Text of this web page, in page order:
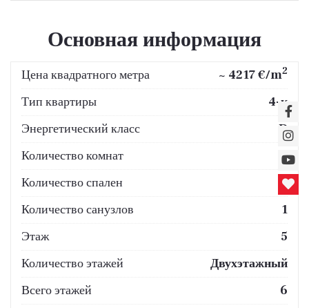
Основная информация
Цена квадратного метра ~ 4217 €/m2
Тип квартиры
4-к
Энергетический класс
D
Количество комнат
4
Количество спален
3
Количество санузлов
1
Этаж
5
Количество этажей
Двухэтажный
Всего этажей
6